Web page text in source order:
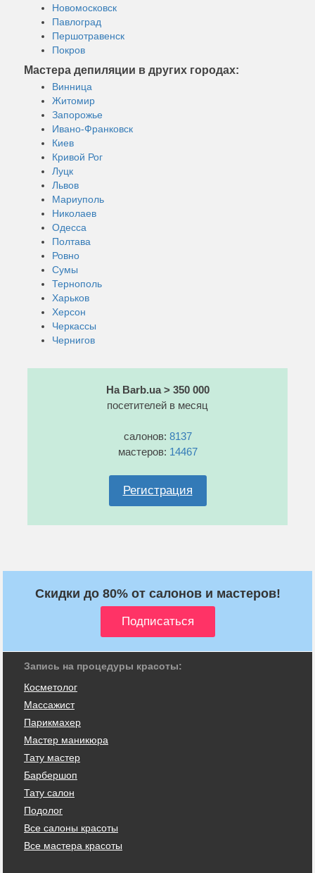
Новомосковск
Павлоград
Першотравенск
Покров
Мастера депиляции в других городах:
Винница
Житомир
Запорожье
Ивано-Франковск
Киев
Кривой Рог
Луцк
Львов
Мариуполь
Николаев
Одесса
Полтава
Ровно
Сумы
Тернополь
Харьков
Херсон
Черкассы
Чернигов
На Barb.ua > 350 000
посетителей в месяц
салонов: 8137
мастеров: 14467
Регистрация
Скидки до 80% от салонов и мастеров!
Запись на процедуры красоты:
Косметолог
Массажист
Парикмахер
Мастер маникюра
Тату мастер
Барбершоп
Тату салон
Подолог
Все салоны красоты
Все мастера красоты